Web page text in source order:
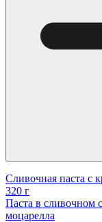
Сливочная паста с
320 г
Паста в сливочном
моцарелла